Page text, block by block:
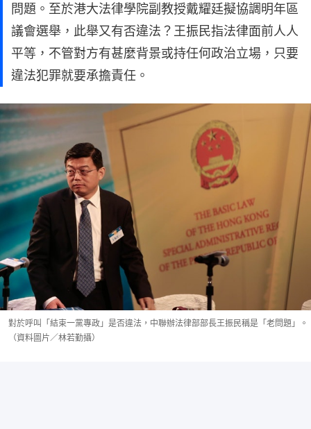
問題。至於港大法律學院副教授戴耀廷擬協調明年區
議會選舉，此舉又有否違法？王振民指法律面前人人
平等，不管對方有甚麼背景或持任何政治立場，只要
違法犯罪就要承擔責任。
對於呼叫「結束一黨專政」是否違法，中聯辦法律部部長王振民稱是「老問題」。
（資料圖片／林若勤攝）